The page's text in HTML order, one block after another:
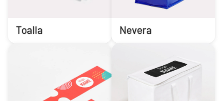
Toalla Nevera